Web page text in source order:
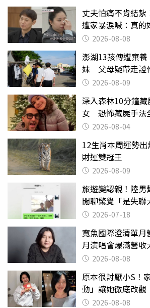
丈夫怕痛不肯結
遭家暴淚喊：真的
2026-08-08
澎湖13孩傳遭棄
妹 父母疑帶走證
2026-08-09
深入森林10分鐘
女 恐怖藏屍手法
2026-08-04
12生肖本周運勢
財運雙冠王
2026-08-09
旅遊變認親！陸
閒聊驚覺「是失聯
2026-07-18
寬魚國際澄清單
月演唱會爆滿營收
2026-08-08
原本很討厭小S！
動」讓她徹底改
2026-08-08